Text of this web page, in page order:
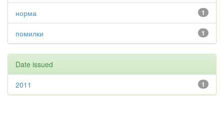
1
норма
1
помилки
Date issued
1
2011